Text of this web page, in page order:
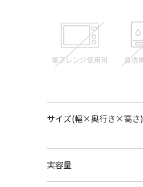
サイズ(幅×奥行き×高さ)
実容量